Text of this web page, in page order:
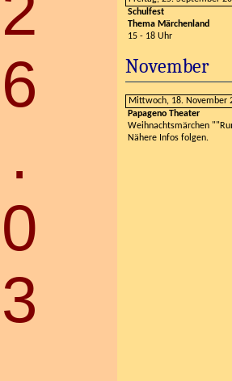
Schulfest
Thema Märchenland
15 - 18 Uhr
November
Mittwoch, 18. November
Papageno Theater
Weihnachtsmärchen
Nähere Infos folgen.